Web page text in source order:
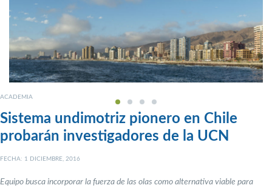
ACADEMIA
Sistema undimotriz pionero en Chile
probarán investigadores de la UCN
FECHA: 1 DICIEMBRE, 2016
Equipo busca incorporar la fuerza de las olas como alternativa viable para